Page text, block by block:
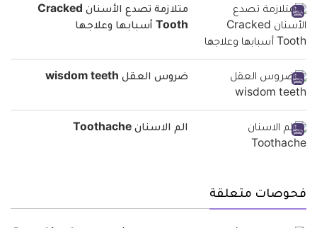
متلازمة تصدع الأسنان Cracked
Tooth أسبابها وعلاجها
ضروس العقل wisdom teeth
الم الاسنان Toothache
فحوصات متعلقة